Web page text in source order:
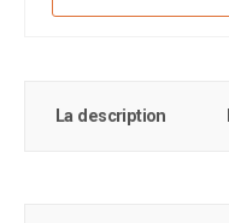
La description